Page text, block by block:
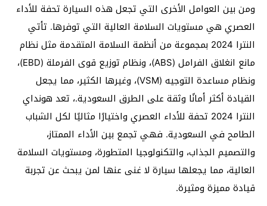
ومن بين العوامل الأخرى التي تجعل هذه السيارة تحفة للأداء
العصري هي مستويات السلامة العالية التي توفرها. تأتي
النترا 2024 بمجموعة من أنظمة السلامة المتقدمة مثل نظام
مانع انغلاق الفرامل (ABS)، ونظام توزيع قوى الفرملة (EBD)،
ونظام مساعدة التوجيه (VSM)، وغيرها الكثير، مما يجعل
القيادة أكثر أمانًا وثقة على الطرق السعودية.، تعد هونداي
النترا 2024 تحفة للأداء العصري واختيارًا مثاليًا لكل الشباب
الطامح في السعودية. فهي تجمع بين الأداء الممتاز،
والتصميم الجذاب، والتكنولوجيا المتطورة، ومستويات السلامة
العالية، مما يجعلها سيارة لا غنى عنها لمن يبحث عن تجربة
قيادة مميزة ومثيرة.